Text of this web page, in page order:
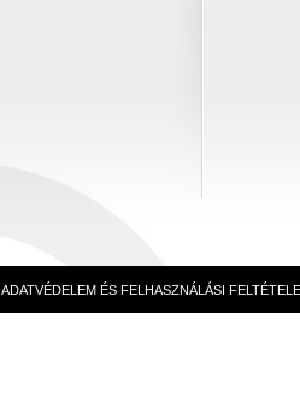
ADATVÉDELEM ÉS FELHASZNÁLÁSI